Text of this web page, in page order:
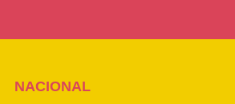
NACIONAL